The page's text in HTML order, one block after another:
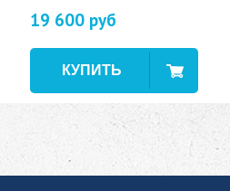
19 600 руб